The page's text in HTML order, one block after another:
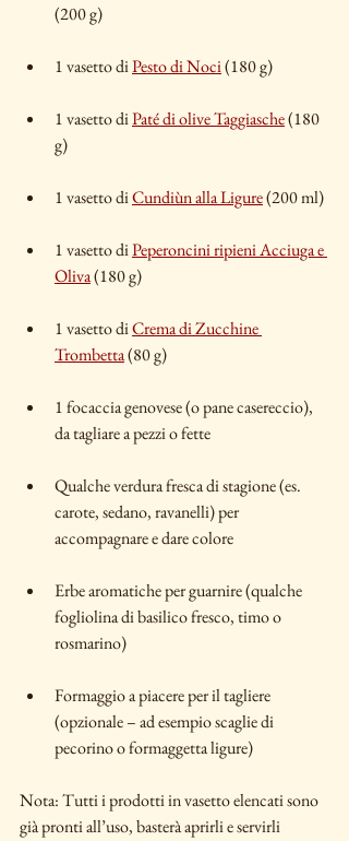
(200 g)
1 vasetto di Pesto di Noci (180 g)
1 vasetto di Paté di olive Taggiasche (180
g)
1 vasetto di Cundiùn alla Ligure (200 ml)
1 vasetto di Peperoncini ripieni Acciuga e
Oliva (180 g)
1 vasetto di Crema di Zucchine
Trombetta (80 g)
1 focaccia genovese (o pane casereccio),
da tagliare a pezzi o fette
Qualche verdura fresca di stagione (es.
carote, sedano, ravanelli) per
accompagnare e dare colore
Erbe aromatiche per guarnire (qualche
fogliolina di basilico fresco, timo o
rosmarino)
Formaggio a piacere per il tagliere
(opzionale – ad esempio scaglie di
pecorino o formaggetta ligure)
Nota: Tutti i prodotti in vasetto elencati sono
già pronti all’uso, basterà aprirli e servirli